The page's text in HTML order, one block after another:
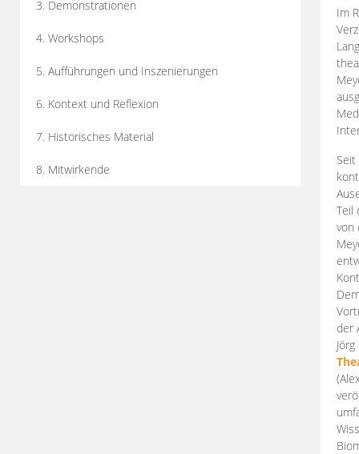
3. Demonstrationen
4. Workshops
5. Aufführungen und Inszenierungen
6. Kontext und Reflexion
7. Historisches Material
8. Mitwirkende
Im
Teil
von
der